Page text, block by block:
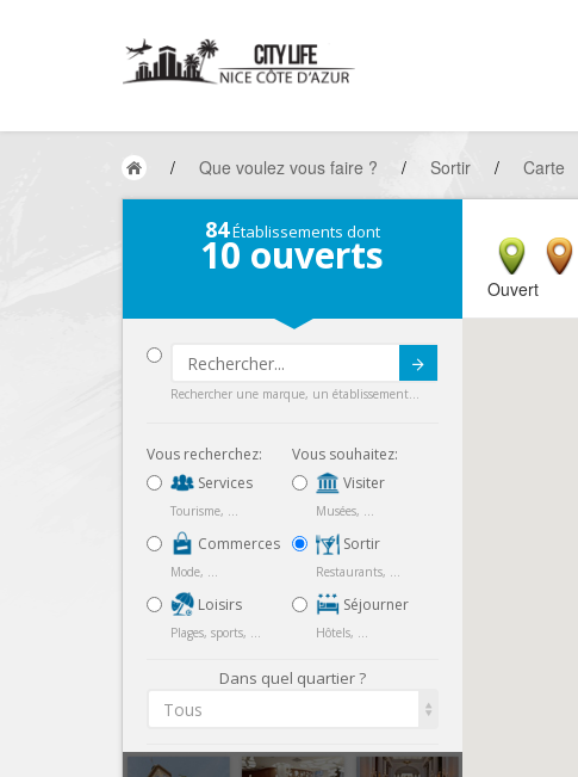
/ Que voulez vous faire ? / Sortir / Carte
84Établissements dont
10 ouverts
Rechercher une marque, un établissement...
Vous recherchez:
Services
Tourisme, ...
Commerces
Mode, ...
Loisirs
Plages, sports, ...
Vous souhaitez:
Visiter
Musées, ...
Sortir
Restaurants, ...
Séjourner
Hôtels, ...
Dans quel quartier ?
Tous
Ouvert